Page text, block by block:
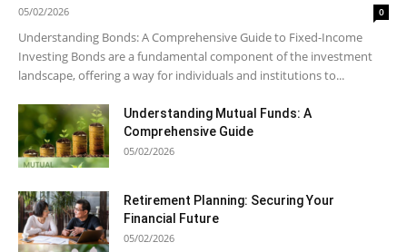
05/02/2026 0
Understanding Bonds: A Comprehensive Guide to Fixed-Income
Investing Bonds are a fundamental component of the investment
landscape, offering a way for individuals and institutions to...
Understanding Mutual Funds: A
Comprehensive Guide
05/02/2026
Retirement Planning: Securing Your
Financial Future
05/02/2026